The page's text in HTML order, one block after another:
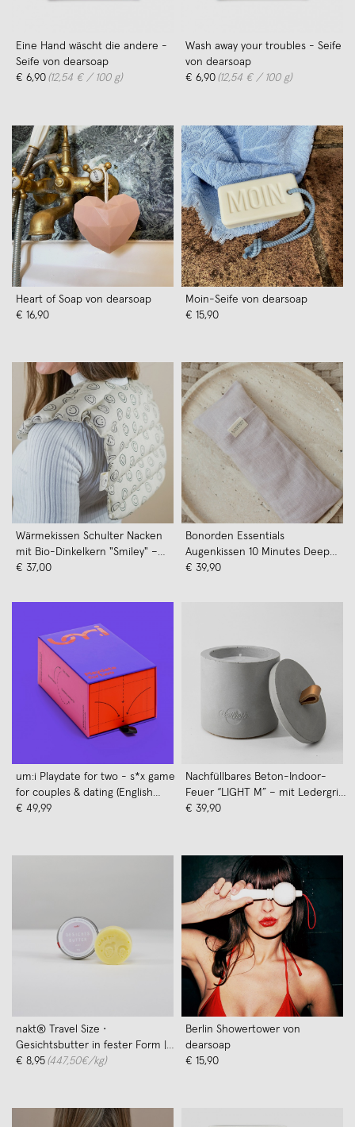
Eine Hand wäscht die andere -
Seife von dearsoap
€ 6,90 (12,54 € / 100 g)
Wash away your troubles - Seife
von dearsoap
€ 6,90 (12,54 € / 100 g)
Heart of Soap von dearsoap
€ 16,90
Moin-Seife von dearsoap
€ 15,90
Wärmekissen Schulter Nacken
mit Bio-Dinkelkern "Smiley" –
Tochter von Walter
€ 37,00
Bonorden Essentials
Augenkissen 10 Minutes Deep
Relax (Farbe: rosé)
€ 39,90
um:i Playdate for two - s*x game
for couples & dating (English
version)
€ 49,99
Nachfüllbares Beton-Indoor-
Feuer “LIGHT M” – mit Ledergriff
Farbe Cognac - Ideal
€ 39,90
nakt® Travel Size •
Gesichtsbutter in fester Form |
Mini • Lavendel-Sandelholz-
€ 8,95 (447,50€/kg)
Berlin Showertower von
dearsoap
€ 15,90